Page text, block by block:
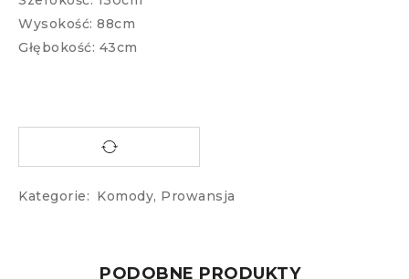
Wysokość: 88cm
Głębokość: 43cm
Kategorie: Komody, Prowansja
PODOBNE PRODUKTY